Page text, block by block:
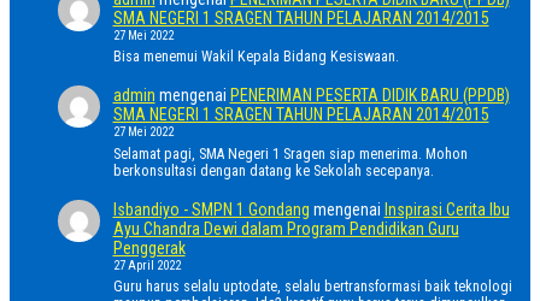
SMA NEGERI 1 SRAGEN TAHUN PELAJARAN 2014/2015
27 Mei 2022
Bisa menemui Wakil Kepala Bidang Kesiswaan.
admin mengenai PENERIMAN PESERTA DIDIK BARU (PPDB)
SMA NEGERI 1 SRAGEN TAHUN PELAJARAN 2014/2015
27 Mei 2022
Selamat pagi, SMA Negeri 1 Sragen siap menerima. Mohon
berkonsultasi dengan datang ke Sekolah secepanya.
Isbandiyo - SMPN 1 Gondang mengenai Inspirasi Cerita Ibu
Ayu Chandra Dewi dalam Program Pendidikan Guru
Penggerak
27 April 2022
Guru harus selalu uptodate, selalu bertransformasi baik teknologi